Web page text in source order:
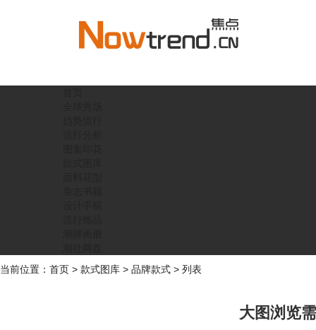
当前位置： 首页 > 款式图库 > 品牌款式 > 列表
大图浏览